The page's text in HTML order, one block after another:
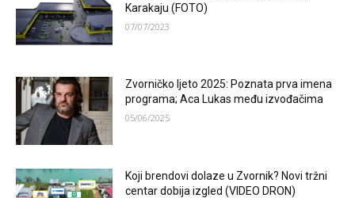
Karakaju (FOTO)
07/07/2023
Zvorničko ljeto 2025: Poznata prva imena
programa; Aca Lukas među izvođačima
05/06/2025
Koji brendovi dolaze u Zvornik? Novi tržni
centar dobija izgled (VIDEO DRON)